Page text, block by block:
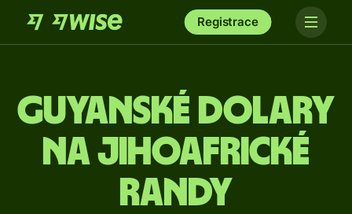
Registrace
Guyanské dolary
na jihoafrické
randy